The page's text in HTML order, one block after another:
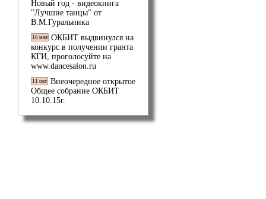
Новый год - видеокнига
"Лучшие танцы" от
В.М.Гуральника
16 мая ОКБИТ выдвинулся на
конкурс в получении гранта
КГИ, проголосуйте на
www.dancesalon.ru
11 окт Внеочередное открытое
Общее собрание ОКБИТ
10.10.15г.